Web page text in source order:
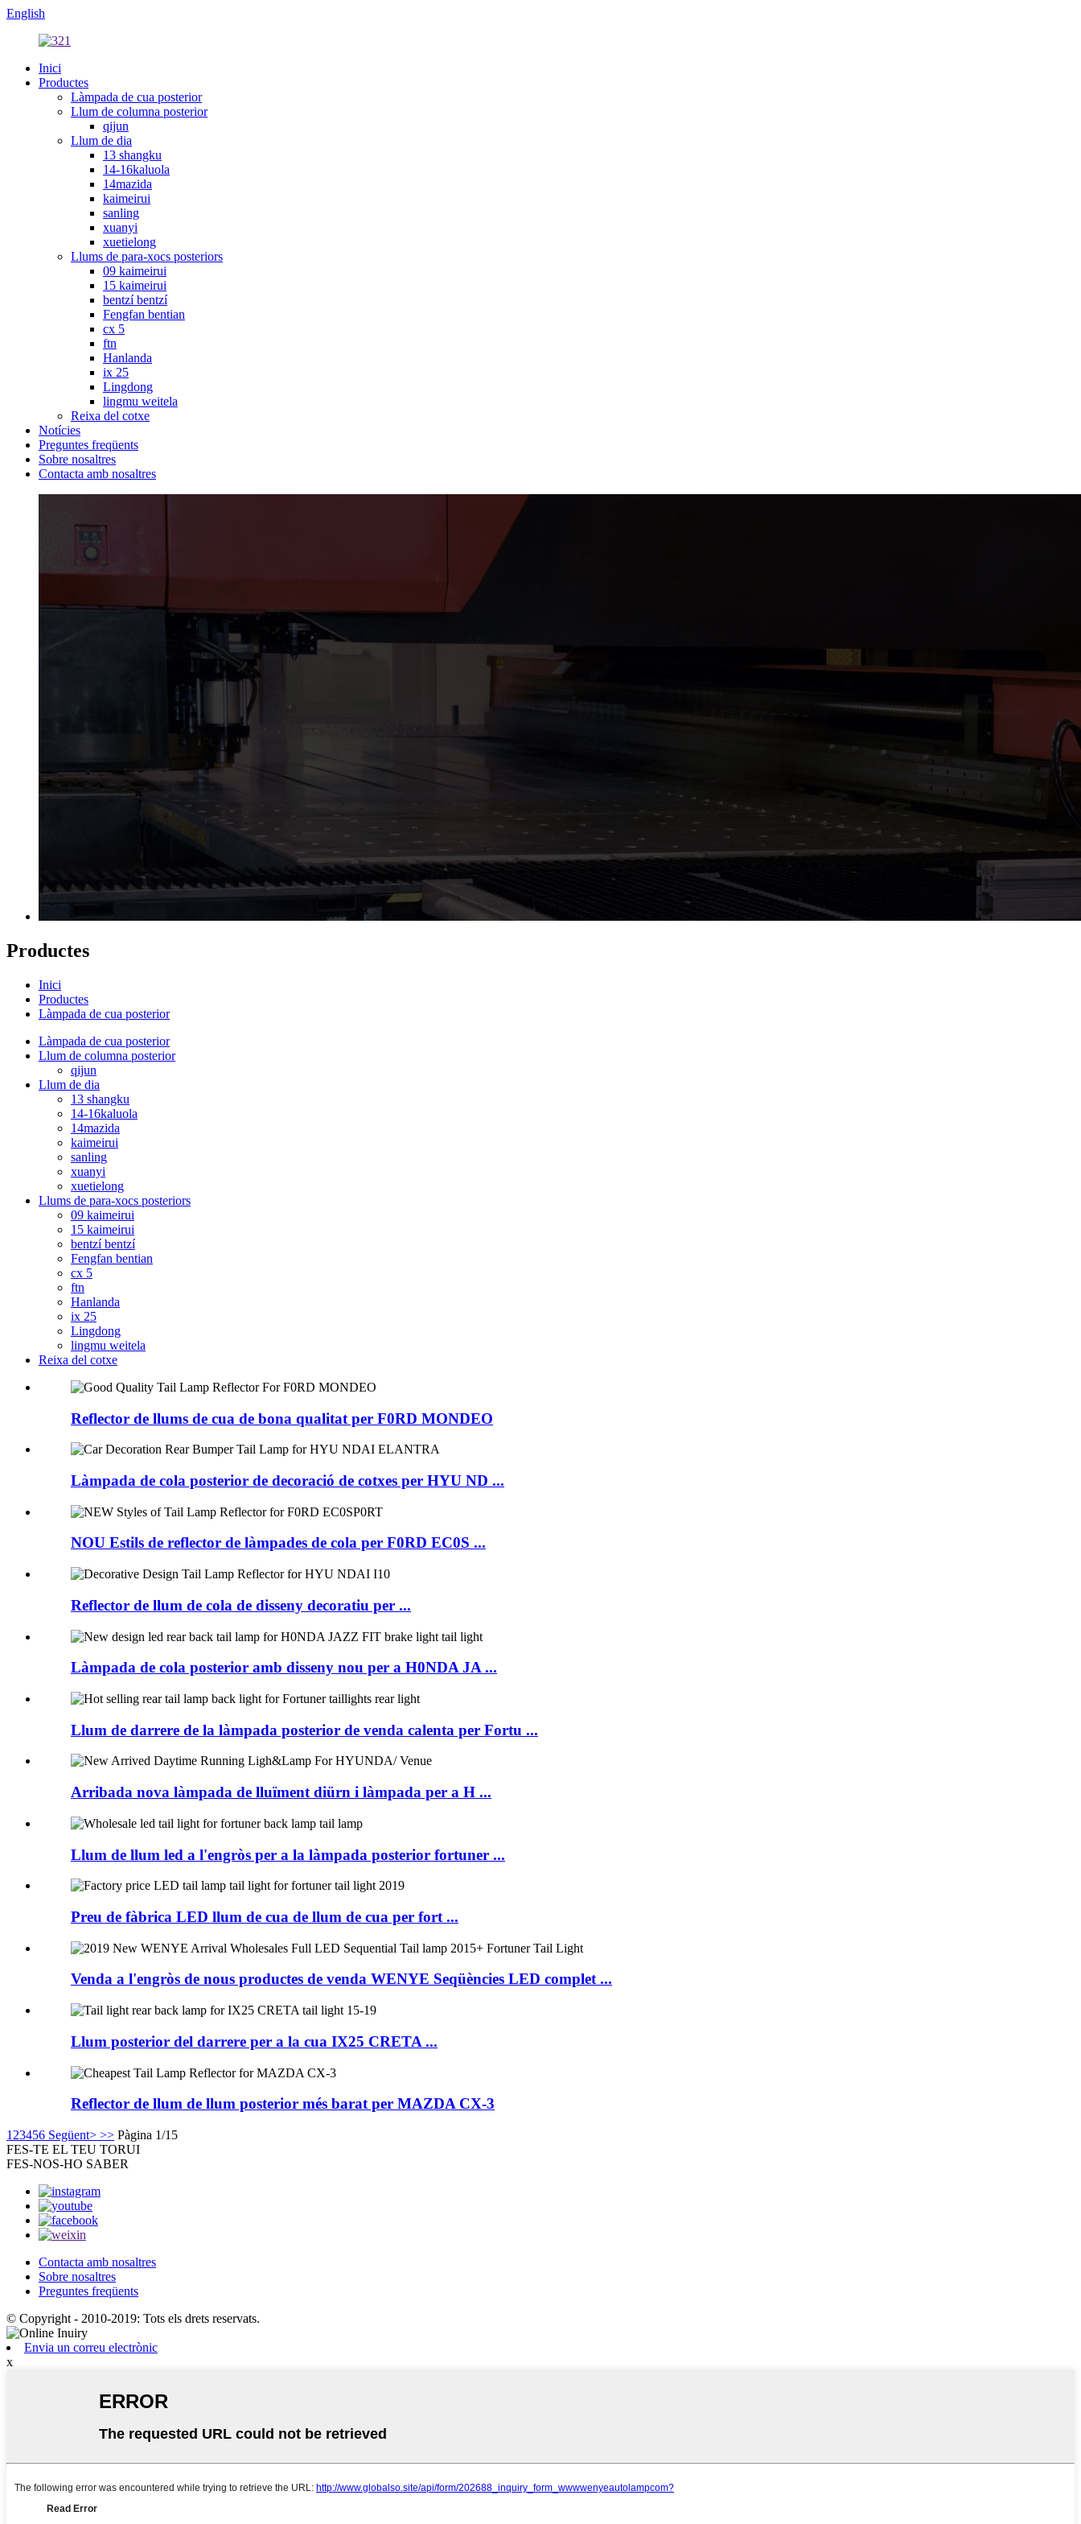
English
Inici
Productes
Làmpada de cua posterior
Llum de columna posterior
qijun
Llum de dia
13 shangku
14-16kaluola
14mazida
kaimeirui
sanling
xuanyi
xuetielong
Llums de para-xocs posteriors
09 kaimeirui
15 kaimeirui
bentzí bentzí
Fengfan bentian
cx 5
ftn
Hanlanda
ix 25
Lingdong
lingmu weitela
Reixa del cotxe
Notícies
Preguntes freqüents
Sobre nosaltres
Contacta amb nosaltres
Productes
Inici
Productes
Làmpada de cua posterior
Làmpada de cua posterior
Llum de columna posterior
qijun
Llum de dia
13 shangku
14-16kaluola
14mazida
kaimeirui
sanling
xuanyi
xuetielong
Llums de para-xocs posteriors
09 kaimeirui
15 kaimeirui
bentzí bentzí
Fengfan bentian
cx 5
ftn
Hanlanda
ix 25
Lingdong
lingmu weitela
Reixa del cotxe
Reflector de llums de cua de bona qualitat per F0RD MONDEO
Làmpada de cola posterior de decoració de cotxes per HYU ND ...
NOU Estils de reflector de làmpades de cola per F0RD EC0S ...
Reflector de llum de cola de disseny decoratiu per ...
Làmpada de cola posterior amb disseny nou per a H0NDA JA ...
Llum de darrere de la làmpada posterior de venda calenta per Fortu ...
Arribada nova làmpada de lluïment diürn i làmpada per a H ...
Llum de llum led a l'engròs per a la làmpada posterior fortuner ...
Preu de fàbrica LED llum de cua de llum de cua per fort ...
Venda a l'engròs de nous productes de venda WENYE Seqüències LED complet ...
Llum posterior del darrere per a la cua IX25 CRETA ...
Reflector de llum de llum posterior més barat per MAZDA CX-3
1 23456 Següent> >> Pàgina 1/15
FES-TE EL TEU TORUI
FES-NOS-HO SABER
Contacta amb nosaltres
Sobre nosaltres
Preguntes freqüents
© Copyright - 2010-2019: Tots els drets reservats.
Envia un correu electrònic
x